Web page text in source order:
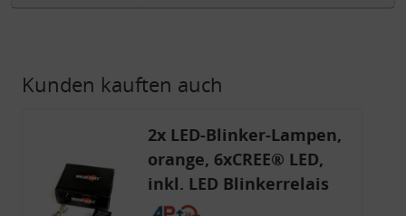
Kunden kauften auch
2x LED-Blinker-Lampen,
orange, 6xCREE® LED,
inkl. LED Blinkerrelais
CF 14